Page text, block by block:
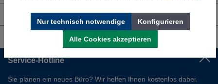
Shop Service
Service-Hotline
Sie planen ein neues Büro? Wir helfen Ihnen kostenlos dabei.
Nur technisch notwendige Konfigurieren
Alle Cookies akzeptieren